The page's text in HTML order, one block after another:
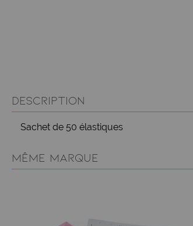
DESCRIPTION
Sachet de 50 élastiques
MÊME MARQUE